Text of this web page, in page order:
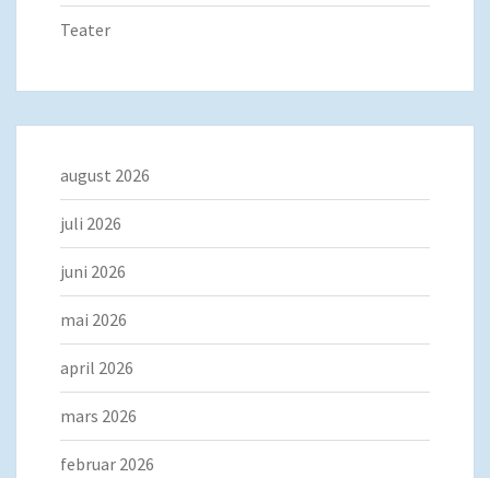
Teater
august 2026
juli 2026
juni 2026
mai 2026
april 2026
mars 2026
februar 2026